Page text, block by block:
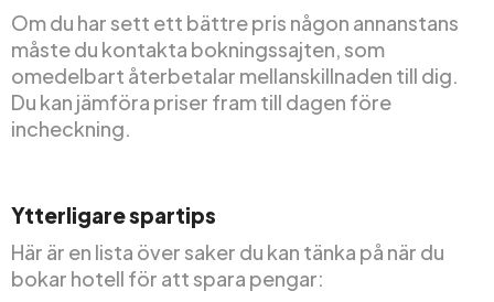
Om du har sett ett bättre pris någon annanstans
måste du kontakta bokningssajten, som
omedelbart återbetalar mellanskillnaden till dig.
Du kan jämföra priser fram till dagen före
incheckning.
Ytterligare spartips
Här är en lista över saker du kan tänka på när du
bokar hotell för att spara pengar: